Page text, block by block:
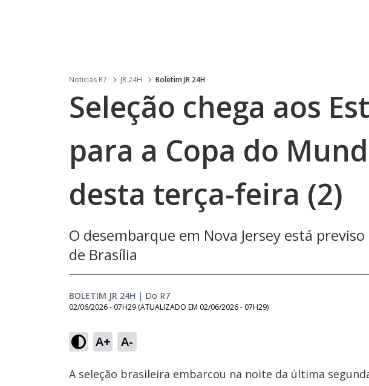
Noticias R7 JR 24H Boletim JR 24H
Seleção chega aos
para a Copa do
desta terça-feira (2)
O desembarque em Nova Jersey está
de Brasília
BOLETIM JR 24H | Do R7
02/06/2026 - 07H29 (ATUALIZADO EM 02/06/2026 - 07H29)
A+ A-
Ativar
Som
A seleção brasileira embarcou na noite da última